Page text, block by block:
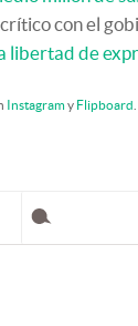
crítico con el
libertad de
Instagramy Flipboard